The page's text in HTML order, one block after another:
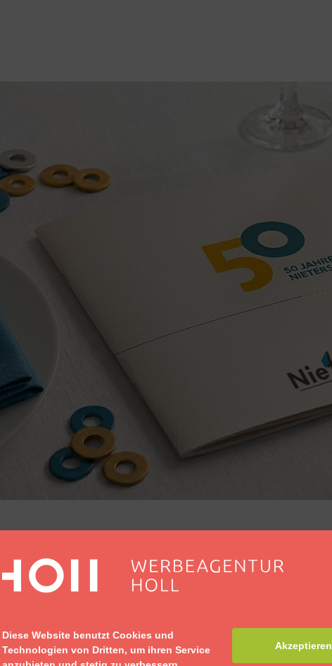
Diese Website benutzt Cookies und
Technologien von Dritten, um ihren Service
Akzeptieren